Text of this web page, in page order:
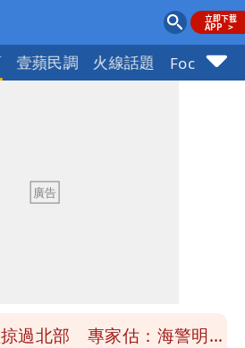
壹蘋民調 火線話題 Focus+
代」 捐500萬獎學金延續愛
逼近！鄭明典示警「恐遇黑潮
整桌卡盒
過北部 專家估：海警明發